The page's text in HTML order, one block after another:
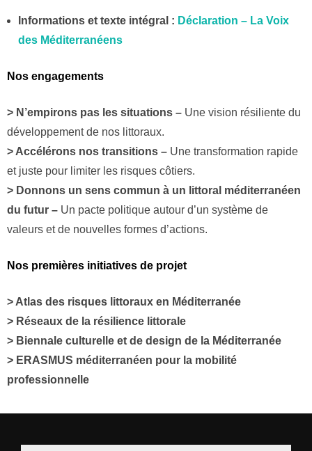
Informations et texte intégral : Déclaration – La Voix
des Méditerranéens
Nos engagements
> N’empirons pas les situations – Une vision résiliente du
développement de nos littoraux.
> Accélérons nos transitions – Une transformation rapide
et juste pour limiter les risques côtiers.
> Donnons un sens commun à un littoral méditerranéen
du futur – Un pacte politique autour d’un système de
valeurs et de nouvelles formes d’actions.
Nos premières initiatives de projet
> Atlas des risques littoraux en Méditerranée
> Réseaux de la résilience littorale
> Biennale culturelle et de design de la Méditerranée
> ERASMUS méditerranéen pour la mobilité
professionnelle